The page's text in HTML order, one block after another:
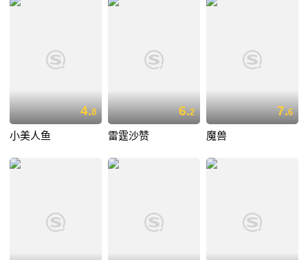
4.8
小美人鱼
6.2
雷霆沙赞
7.6
魔兽